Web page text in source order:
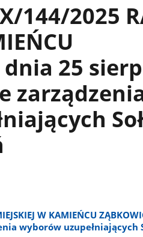
144/2025
dnia 25
W KAMIEŃCU
wyborów uzupełniających